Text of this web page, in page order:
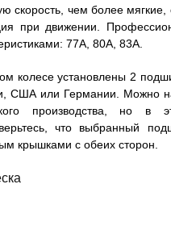
скорость, чем более
при движении.
77А, 80А, 83А.
колесе установлены 2
США или Германии. Можно
производства, но
что выбранный
крышками с обеих сторон.